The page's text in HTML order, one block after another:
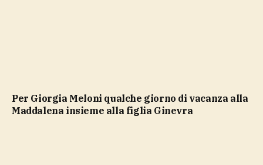
Per Giorgia Meloni qualche giorno di vacanza alla
Maddalena insieme alla figlia Ginevra